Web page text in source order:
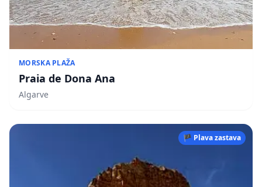
MORSKA PLAŽA
Praia de Dona Ana
Algarve
🏴 Plava zastava